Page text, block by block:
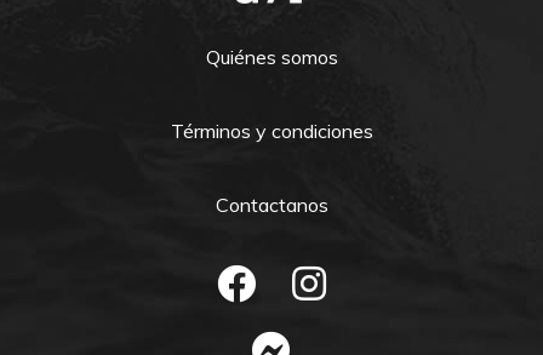
Quiénes somos
Términos y condiciones
Contactanos